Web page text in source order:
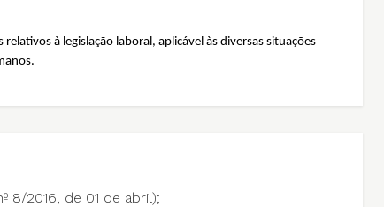
à legislação laboral, aplicável às diversas situações
8/2016, de 01 de abril);